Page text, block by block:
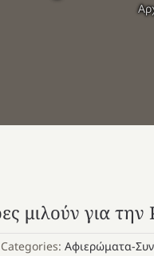
μιλούν για
Categories: Αφιερώματα-